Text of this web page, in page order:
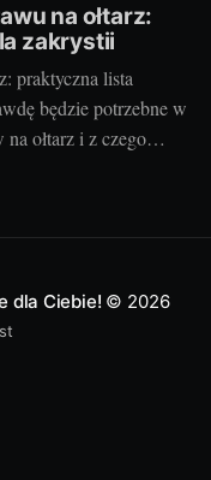
na ołtarz:
zakrystii
praktyczna lista
będzie potrzebne w
ołtarz i z czego
z pateną, puszka
tacka pod
dla Ciebie! © 2026